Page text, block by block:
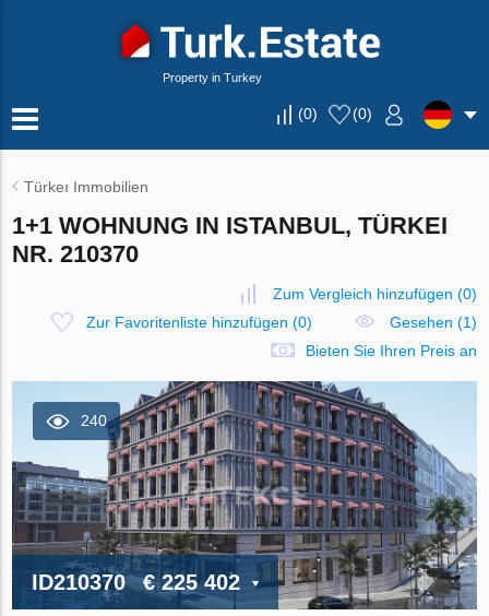
Property in Turkey
(0) (0)
Türkeı Immobilien
1+1 WOHNUNG IN ISTANBUL, TÜRKEI
NR. 210370
Zum Vergleich hinzufügen (0)
Zur Favoritenliste hinzufügen (0)
Gesehen (1)
Bieten Sie Ihren Preis an
240
ID210370 € 225 402